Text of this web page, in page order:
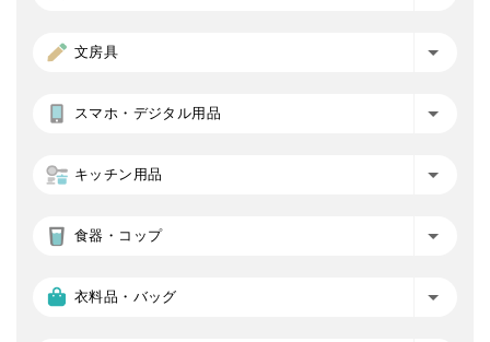
文房具
スマホ・デジタル用品
キッチン用品
食器・コップ
衣料品・バッグ